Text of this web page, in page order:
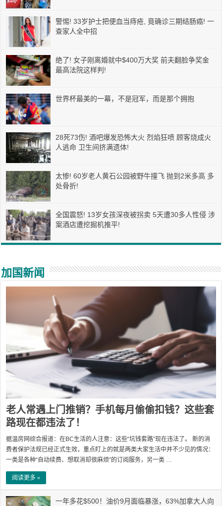
警惕! 33岁护士把便血当痔疮, 竟确诊三期结肠癌! 一
查家人全中招
绝了! 女子刚离婚就中$400万大奖 前夫翻脸争奖金
最高法院这样判!
世界杯最美的一幕，不是冠军，而是那个拥抱
28死73伤! 酒吧爆发恐怖大火 烈焰狂喷 顾客烧成火
人逃命 卫生间挤满遗体!
太惨! 60岁老人黄石公园被野牛撞飞 抛到2米多高 多
处骨折!
全国震怒! 13岁女孩深夜被拐卖 5天遭30多人性侵 涉
案酒店遭挖掘机推平!
加国新闻
老人常遇上门推销？手机每月偷偷扣钱？这些套
路现在都违法了！
据温房网综合报道：在BC生活的人注意：这些“坑钱套路”现在违法了。 新的消
费者保护法规已经正式生效，重点盯上的就是两类大家生活中并不少见的情况：
一类是各种“自动续费、想取消却很麻烦”的订阅服务，另一类 …
阅读更多 »
一年多花$500！油价9月面临暴涨，63%加拿大人向